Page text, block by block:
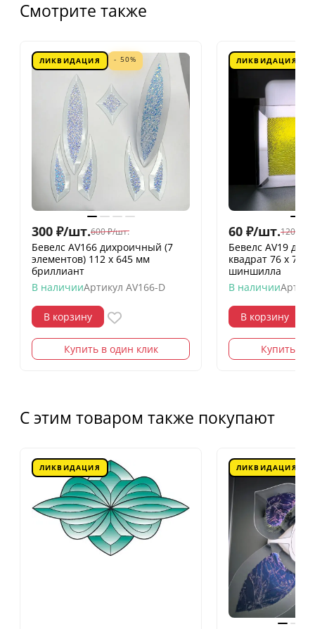
Смотрите также
ЛИКВИДАЦИЯ - 50%
300 ₽/шт.600 ₽/шт.
Бевелс AV166 дихроичный (7
элементов) 112 х 645 мм
бриллиант
В наличииАртикул AV166-D
В корзину
Купить в один клик
ЛИКВИДАЦИЯ
60 ₽/шт.120
Бевелс AV19
квадрат 76 х 76
шиншилла
В наличии
В корзину
Купить в
С этим товаром также покупают
ЛИКВИДАЦИЯ ЛИКВИДАЦИЯ